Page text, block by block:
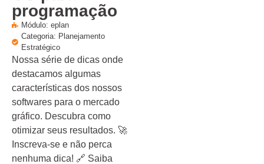
programação
Módulo: eplan
Categoria: Planejamento
Estratégico
Nossa série de dicas onde
destacamos algumas
características dos nossos
softwares para o mercado
gráfico. Descubra como
otimizar seus resultados. 🚀
Inscreva-se e não perca
nenhuma dica! 🔗 Saiba